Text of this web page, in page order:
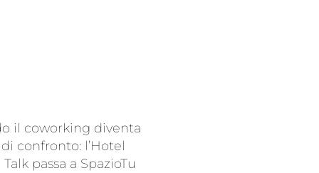
il coworking diventa
confronto: l’Hotel
passa a SpazioTu